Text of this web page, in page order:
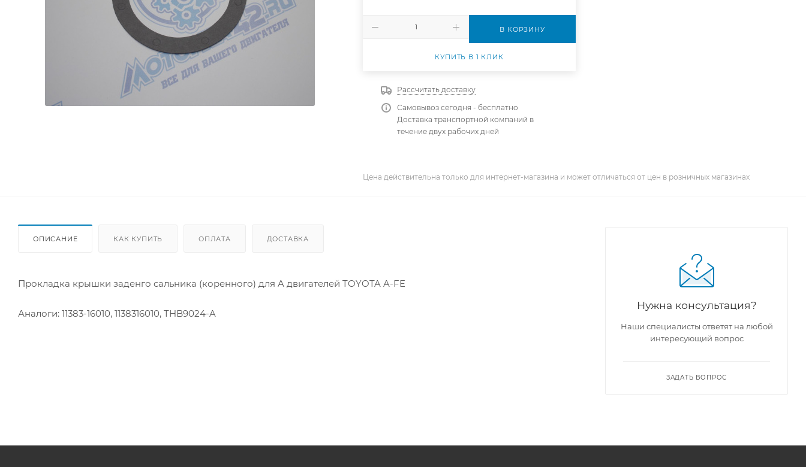
В КОРЗИНУ
КУПИТЬ В 1 КЛИК
Рассчитать доставку
Самовывоз сегодня - бесплатно
Доставка транспортной компаний в
течение двух рабочих дней
Цена действительна только для интернет-магазина и может отличаться от цен в розничных магазинах
ОПИСАНИЕ КАК КУПИТЬ ОПЛАТА ДОСТАВКА
Прокладка крышки заденго сальника (коренного) для A двигателей TOYOTA A-FE
Аналоги: 11383-16010, 1138316010, THB9024-A
Нужна консультация?
Наши специалисты ответят на любой
интересующий вопрос
ЗАДАТЬ ВОПРОС